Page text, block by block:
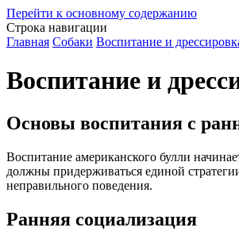
Перейти к основному содержанию
Строка навигации
Главная Собаки Воспитание и
Воспитание и
Основы воспитания с
Воспитание американского булли
должны придерживаться единой
неправильного поведения.
Ранняя социализация